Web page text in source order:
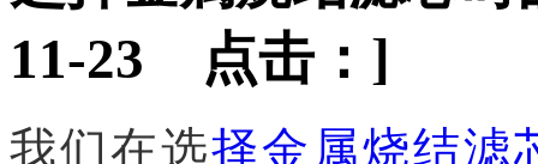
11-23 点击： ]
我们在选择金属烧结滤